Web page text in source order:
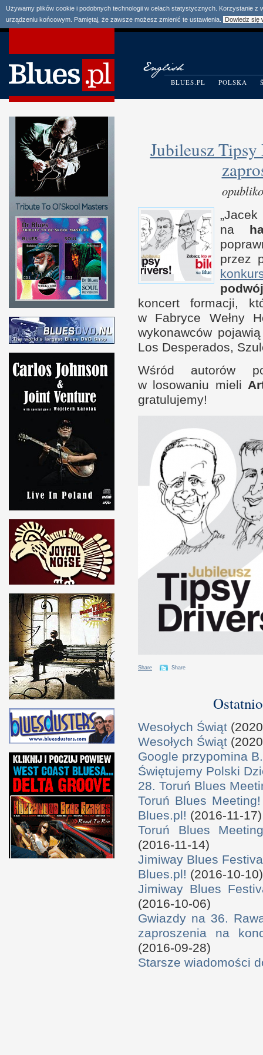
Używamy plików cookie i podobnych technologii w celach statystycznych. Korzystanie
urządzeniu końcowym. Pamiętaj, że zawsze możesz zmienić te ustawienia.
Dowiedz się
BLUES.PL POLSKA
Jubileusz
Jacek
na
przez
kon­cert for­macji,
w Fabryce Wełny
wykonaw­ców
Los Desperados,
Wśród autorów
w losowaniu mieli
gratulujemy!
Share Share
Wesołych Świąt
Wesołych Świąt
Google przypomina
Świętujemy Polski
28. Toruń Blues
Toruń Blues
Blues.pl! (2016-11-17)
Toruń Blues
(2016-11-14)
Jimiway Blues
Blues.pl! (2016-10-10)
Jimiway Blues
(2016-10-06)
Gwiazdy na 36.
zaproszenia na
(2016-09-28)
Starsze wiadomości